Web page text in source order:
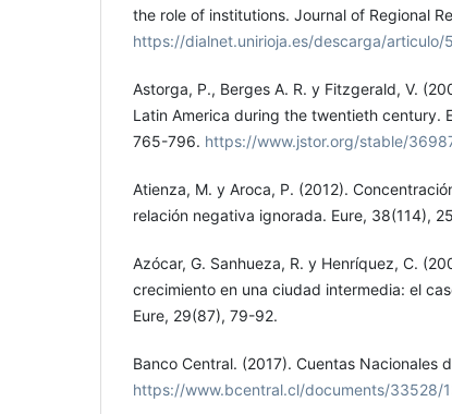
the role of institutions. Journal of Regional
https://dialnet.unirioja.es/descarga/articulo/
Astorga, P., Berges A. R. y Fitzgerald, V.
Latin America during the twentieth century.
765-796. https://www.jstor.org/stable/
Atienza, M. y Aroca, P. (2012).
relación negativa ignorada. Eure, 38(114),
Azócar, G. Sanhueza, R. y Henríquez, C.
crecimiento en una ciudad intermedia: el
Eure, 29(87), 79-92.
Banco Central. (2017). Cuentas Nacionales
https://www.bcentral.cl/documents/33528/